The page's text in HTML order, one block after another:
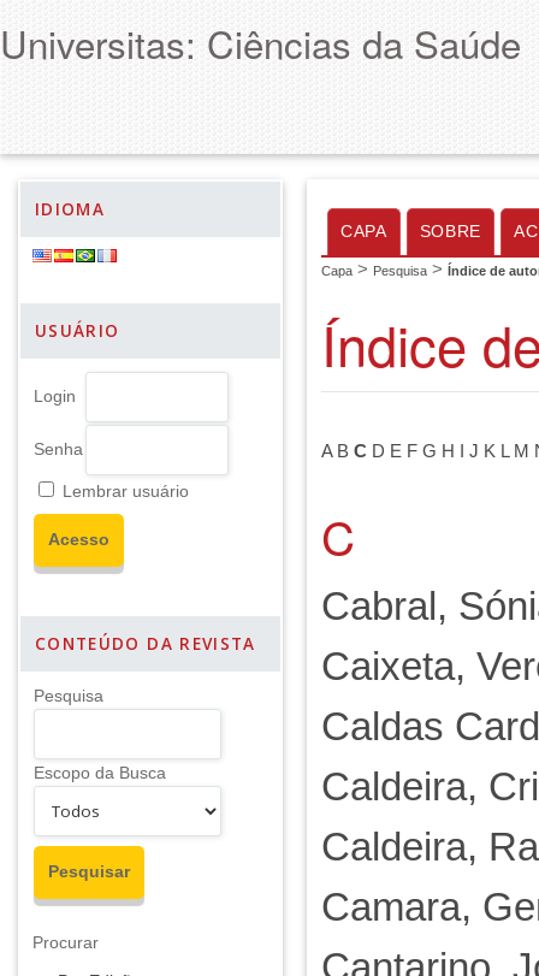
Universitas: Ciências da Saúde
IDIOMA
USUÁRIO
Login
Senha
Lembrar usuário
CONTEÚDO DA REVISTA
Pesquisa
Escopo da Busca
Procurar
CAPA SOBRE
Capa > Pesquisa > Índice de
Índice
A B C D E F G H J K L M
C
Cabral,
Caixeta,
Caldas
Caldeira,
Caldeira,
Camara,